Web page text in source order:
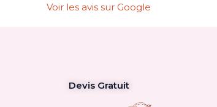
Voir les avis sur Google
Devis Gratuit